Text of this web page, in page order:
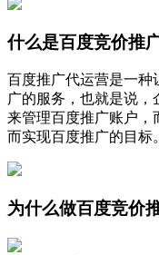
什么是百度竞价推
百度推广代运营是一种
广的服务，也就是说，
来管理百度推广账户，
而实现百度推广的目标。
为什么做百度竞价